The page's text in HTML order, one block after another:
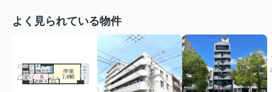
よく見られている物件